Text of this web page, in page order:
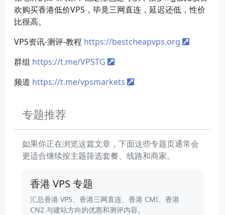
欢购买香港低价VPS，毕竟三网直连，延迟还低，性价
比很高。
VPS资讯-测评-教程 https://bestcheapvps.org
群组 https://t.me/VPSTG
频道 https://t.me/vpsmarkets
专题推荐
如果你正在浏览这篇文章，下面这些专题页通常会
更适合继续按主题筛选套餐、线路和商家。
香港 VPS 专题
汇总香港 VPS、香港三网直连、香港 CMI、香港
CN2 与建站方向的优惠和测评内容。